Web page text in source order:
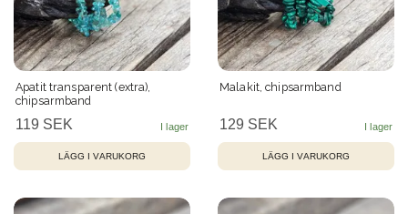
Apatit transparent (extra),
chipsarmband
119 SEK
Malakit, chipsarmband
129 SEK